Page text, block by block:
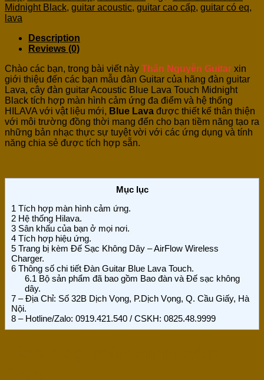
Midnight Black, guitar acoustic, guitar cao cấp, guitar có eq,
lava
Description
Reviews (0)
Chào các bạn, trong bài viết này Thân Nguyễn Guitar xin
giới thiệu đến các bạn mẫu đàn Guitar của hãng đàn guitar
Lava, cây đàn guitar Acoustic Blue Lava Touch Midnight
Black tích hợp màn hình cảm ứng đa điểm và hệ thống
HILAVA với vật liệu mới, Blue Lava được thiết kế thân thiện
với môi trường đồng thời mang đến cho bạn tiềm năng tạo ra
những bản nhạc thực sự tuyệt vời với các ứng dụng và tính
năng chia sẻ được tích hợp sẵn.
Mục lục
1 Tích hợp màn hình cảm ứng.
2 Hệ thống Hilava.
3 Sân khấu của bạn ở mọi nơi.
4 Tích hợp hiệu ứng.
5 Trang bị kèm Đế Sạc Không Dây – AirFlow Wireless
Charger.
6 Thông số chi tiết Đàn Guitar Blue Lava Touch.
6.1 Bộ sản phẩm đã bao gồm Bao đàn và Đế sạc không
dây.
7 – Địa Chỉ: Số 32B Dịch Vọng, P.Dịch Vọng, Q. Cầu Giấy, Hà
Nội.
8 – Hotline/Zalo: 0919.421.540 / CSKH: 0825.48.9999